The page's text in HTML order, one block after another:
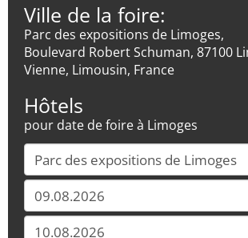
Ville de la foire:
Parc des expositions de Limoges,
Boulevard Robert Schuman, 87100
Vienne, Limousin, France
Hôtels
pour date de foire à Limoges